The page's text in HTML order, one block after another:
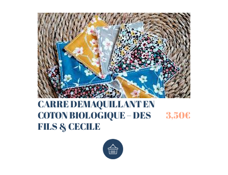
CARRE DEMAQUILLANT EN
COTON BIOLOGIQUE – DES
FILS & CECILE
3,50€